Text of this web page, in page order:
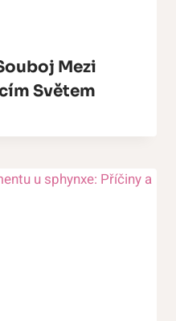
Mezi
Světem